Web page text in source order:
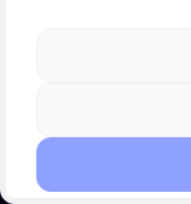
de 09h00 à 19h00.